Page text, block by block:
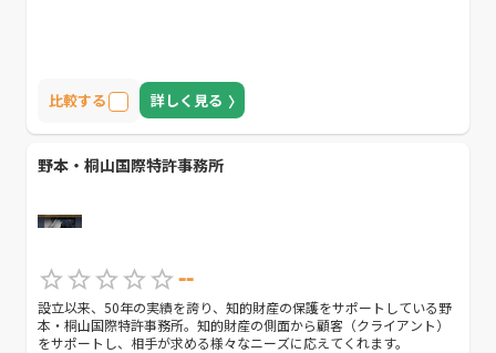
比較する 詳しく見る
野本・桐山国際特許事務所
--
設立以来、50年の実績を誇り、知的財産の保護をサポートしている野
本・桐山国際特許事務所。知的財産の側面から顧客（クライアント）
をサポートし、相手が求める様々なニーズに応えてくれます。